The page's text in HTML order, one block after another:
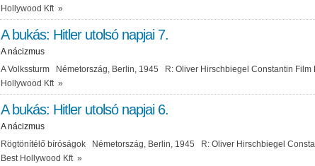
Hollywood Kft »
A bukás: Hitler utolsó napjai 7.
A nácizmus
A Volkssturm Németország, Berlin, 1945 R: Oliver Hirschbiegel Constantin Film
Hollywood Kft »
A bukás: Hitler utolsó napjai 6.
A nácizmus
Rögtönítélő bíróságok Németország, Berlin, 1945 R: Oliver Hirschbiegel
Best Hollywood Kft »